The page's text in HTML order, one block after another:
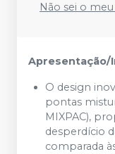
Não sei o meu
Apresentação/
O design
pontas
MIXPAC),
desperdício
comparada